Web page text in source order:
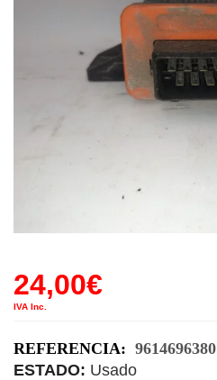
24,00€
IVA Inc.
REFERENCIA: 9614696380
ESTADO: Usado